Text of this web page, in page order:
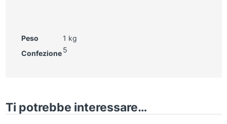
Peso
1 kg
Confezione 5
Ti potrebbe interessare…